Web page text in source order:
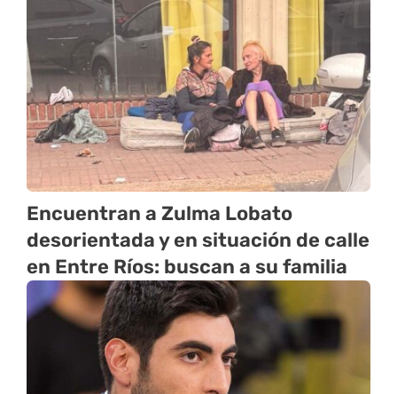
Encuentran a Zulma Lobato
desorientada y en situación de calle
en Entre Ríos: buscan a su familia